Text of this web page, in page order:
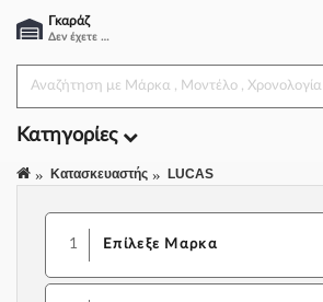
Γκαράζ
Δεν έχετε επιλέξει αμάξι.
Κατηγορίες
Κατασκευαστής LUCAS
1 Επίλεξε Μαρκα